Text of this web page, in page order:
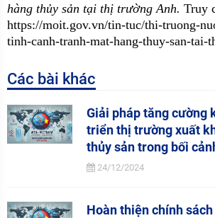
hàng thủy sản tại thị trường Anh. Truy
https://moit.gov.vn/tin-tuc/thi-truong-
tinh-canh-tranh-mat-hang-thuy-san-tai-
Các bài khác
Giải pháp tăng cường
triển thị trường xuất
thủy sản trong bối
24/12/2024
Hoàn thiện chính